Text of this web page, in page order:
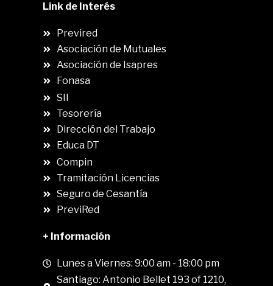
Link de Interés
Previred
Asociación de Mutuales
Asociación de Isapres
Fonasa
SII
Tesorería
Dirección del Trabajo
Educa DT
Compin
Tramitación Licencias
Seguro de Cesantía
PreviRed
+ Información
Lunes a Viernes: 9:00 am - 18:00 pm
Santiago: Antonio Bellet 193 of 1210,